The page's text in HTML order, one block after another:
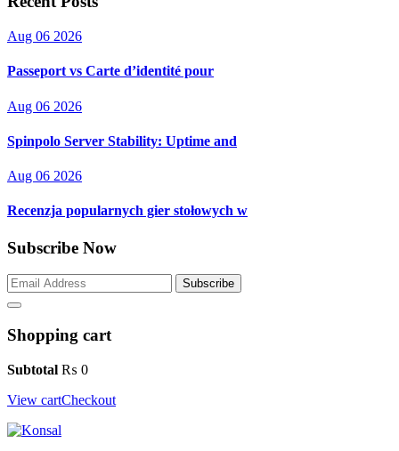
Aug 06 2026
Passeport vs Carte d’identité pour
Aug 06 2026
Spinpolo Server Stability: Uptime and
Aug 06 2026
Recenzja popularnych gier stołowych w
Subscribe Now
Subscribe
Shopping cart
Subtotal ₨ 0
View cartCheckout